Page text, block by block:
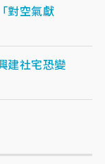
對空氣獻
建社宅恐變